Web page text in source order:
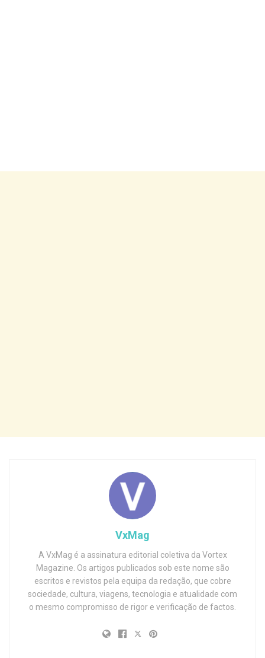
VxMag
A VxMag é a assinatura editorial coletiva da Vortex
Magazine. Os artigos publicados sob este nome são
escritos e revistos pela equipa da redação, que cobre
sociedade, cultura, viagens, tecnologia e atualidade com
o mesmo compromisso de rigor e verificação de factos.